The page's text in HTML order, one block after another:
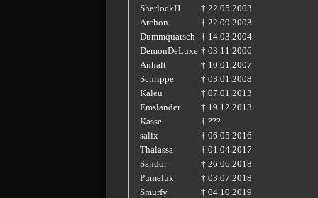
SherlockH
† 22.05.2003
Archon
† 22.09.2003
Dummquatsch † 14.03.2004
DemonDeLuxe † 03.11.2006
Anhalt
† 10.01.2007
Schrippe
† 03.01.2008
Kaleu
† 07.01.2013
Emsländer
† 19.12.2013
Kasse
† ???
salix
† 06.05.2016
Thalassa
† 01.04.2017
Sandor
† 26.06.2018
Pumeluk
† 03.07.2018
Smurfy
† 04.10.2019